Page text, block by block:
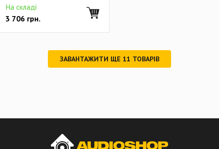
На складі
3 706 грн.
ЗАВАНТАЖИТИ ЩЕ 11 ТОВАРІВ